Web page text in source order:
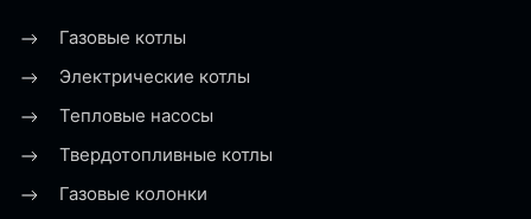
Газовые котлы
Электрические котлы
Тепловые насосы
Твердотопливные котлы
Газовые колонки